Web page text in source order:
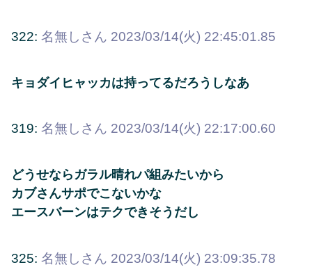
322: 名無しさん 2023/03/14(火) 22:45:01.85
キョダイヒャッカは持ってるだろうしなあ
319: 名無しさん 2023/03/14(火) 22:17:00.60
どうせならガラル晴れパ組みたいから
カブさんサポでこないかな
エースバーンはテクできそうだし
325: 名無しさん 2023/03/14(火) 23:09:35.78